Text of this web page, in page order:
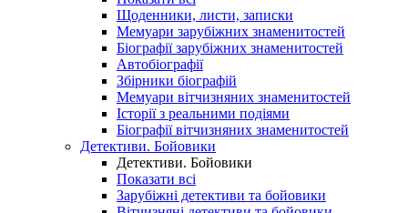
Щоденники, листи, записки
Мемуари зарубіжних знаменитостей
Біографії зарубіжних знаменитостей
Автобіографії
Збірники біографій
Мемуари вітчизняних знаменитостей
Історії з реальними подіями
Біографії вітчизняних знаменитостей
Детективи. Бойовики
Детективи. Бойовики
Показати всі
Зарубіжні детективи та бойовики